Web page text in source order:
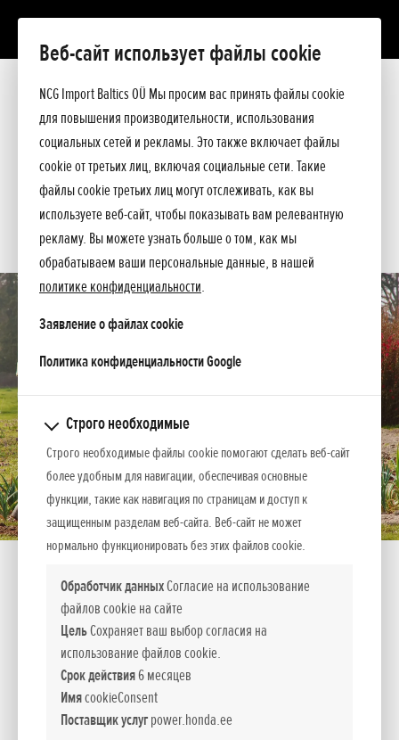
Веб-сайт использует файлы cookie
NCG Import Baltics OÜ Мы просим вас принять файлы cookie
для повышения производительности, использования
социальных сетей и рекламы. Это также включает файлы
cookie от третьих лиц, включая социальные сети. Такие
файлы cookie третьих лиц могут отслеживать, как вы
используете веб-сайт, чтобы показывать вам релевантную
рекламу. Вы можете узнать больше о том, как мы
обрабатываем ваши персональные данные, в нашей
политике конфиденциальности.
Заявление о файлах cookie
Политика конфиденциальности Googleopens in a new tab
Строго необходимые
Строго необходимые файлы cookie помогают сделать веб-сайт
более удобным для навигации, обеспечивая основные
функции, такие как навигация по страницам и доступ к
защищенным разделам веб-сайта. Веб-сайт не может
нормально функционировать без этих файлов cookie.
Обработчик данныхСогласие на использование
файлов cookie на сайте
ЦельСохраняет ваш выбор согласия на
использование файлов cookie.
Срок действия6 месяцев
ИмяcookieConsent
Поставщик услугpower.honda.ee
Презентация
Прейскурант
Помощь при покупке
Спросите подробнее
ПРЕДЛОЖЕНИЕ
СЕРВИС
КОНТАКТЫ
Показать содержимое всех категорий
Спецификация Показать всё
Двигатель
Мощность л.с.
Ширина зоны обработки, см